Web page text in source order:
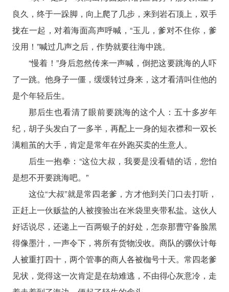
良久，终于一跺脚，向上爬了几步，来到岩石顶上，双手
拢在一起，对着海面高声呼喊，“玉儿，爹对不住你，爹
没用！”喊过几声之后，作势就要往海中跳。
“慢着！”身后忽然传来一声喊，倒把这要跳海的人吓
了一跳。他身子一僵，缓缓转过身来，这才看清叫住他的
是个年轻后生。
那后生也看清了眼前要跳海的这个人：五十多岁年
纪，胡子头发白了一多半，再配上一身的短衣襟和一双长
满粗茧的大手，肯定是常年在外跑买卖的生意人。
后生一抱拳：“这位大叔，我要是没看错的话，您怕
是想不开要跳海吧。”
这位“大叔”就是常四老爹，方才他到关门口去打听，
正赶上一伙贩盐的人被搜验出在米袋里夹带私盐。这伙人
好话说尽，还递上一百两银子的好处，怎奈那曹守备脸黑
得像墨汁，一声令下，将所有货物没收。商队的骡伙计每
人被重打四十，两个管事的商人各被枷号十天。常四老爹
见状，觉得这一次肯定是在劫难逃，不由得心灰意冷，走